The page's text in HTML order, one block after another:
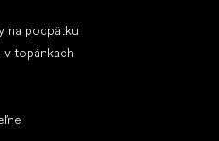
na podpätku
v topánkach